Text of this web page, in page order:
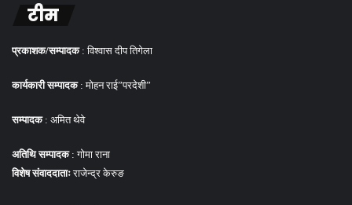
टीम
प्रकाशक/सम्पादक : विश्वास दीप तिगेला
कार्यकारी सम्पादक: मोहन राई”परदेशी”
सम्पादक: अमित थेवे
अतिथि सम्पादक: गोमा राना
विशेष संवाददाताःराजेन्द्र केरुङ